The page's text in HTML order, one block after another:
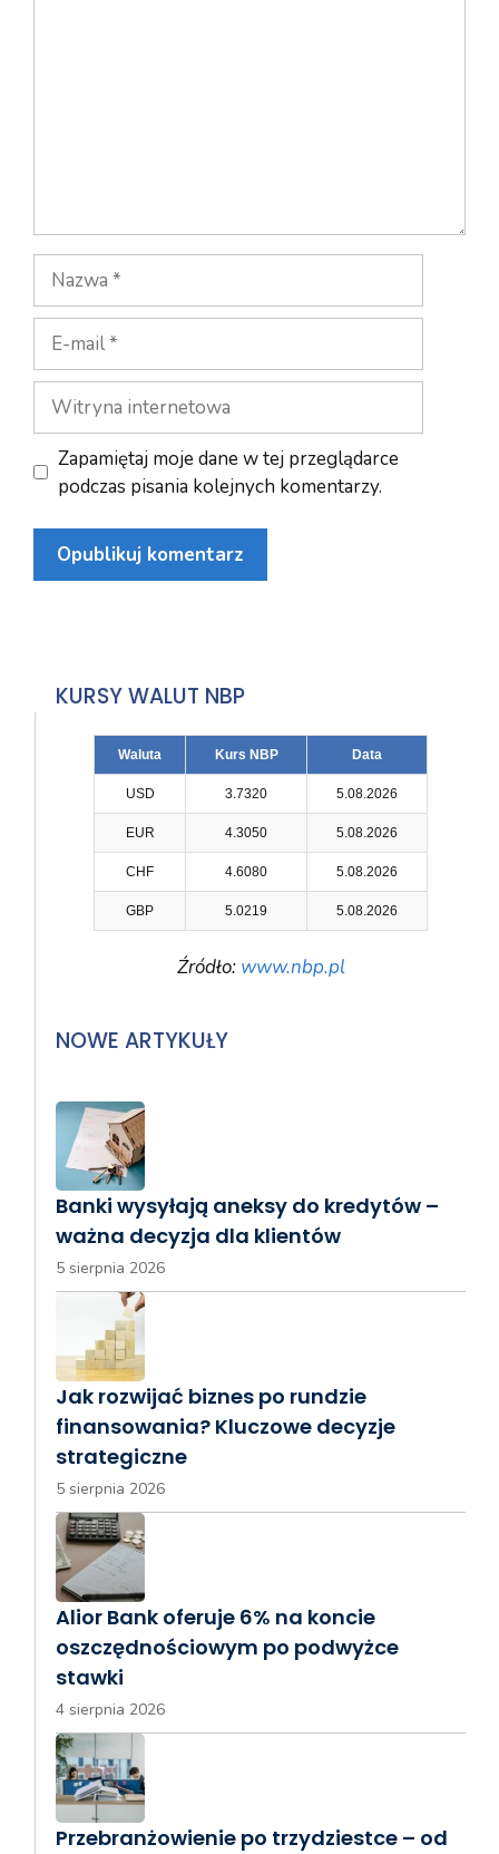
Nazwa
mail
Witryna
internetowa
Zapamiętaj moje dane w tej przeglądarce
podczas pisania kolejnych komentarzy.
KURSY WALUT NBP
Waluta Kurs NBP Data
USD 3.7320 5.08.2026
EUR 4.3050 5.08.2026
CHF 4.6080 5.08.2026
GBP 5.0219 5.08.2026
Źródło: www.nbp.pl
NOWE ARTYKUŁY
Banki wysyłają aneksy do kredytów –
ważna decyzja dla klientów
5 sierpnia 2026
Jak rozwijać biznes po rundzie
finansowania? Kluczowe decyzje
strategiczne
5 sierpnia 2026
Alior Bank oferuje 6% na koncie
oszczędnościowym po podwyżce
stawki
4 sierpnia 2026
Przebranżowienie po trzydziestce – od